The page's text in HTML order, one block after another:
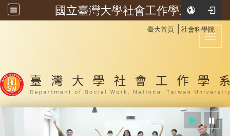
國立臺灣大學社會工作學系
臺大首頁 社會科學院